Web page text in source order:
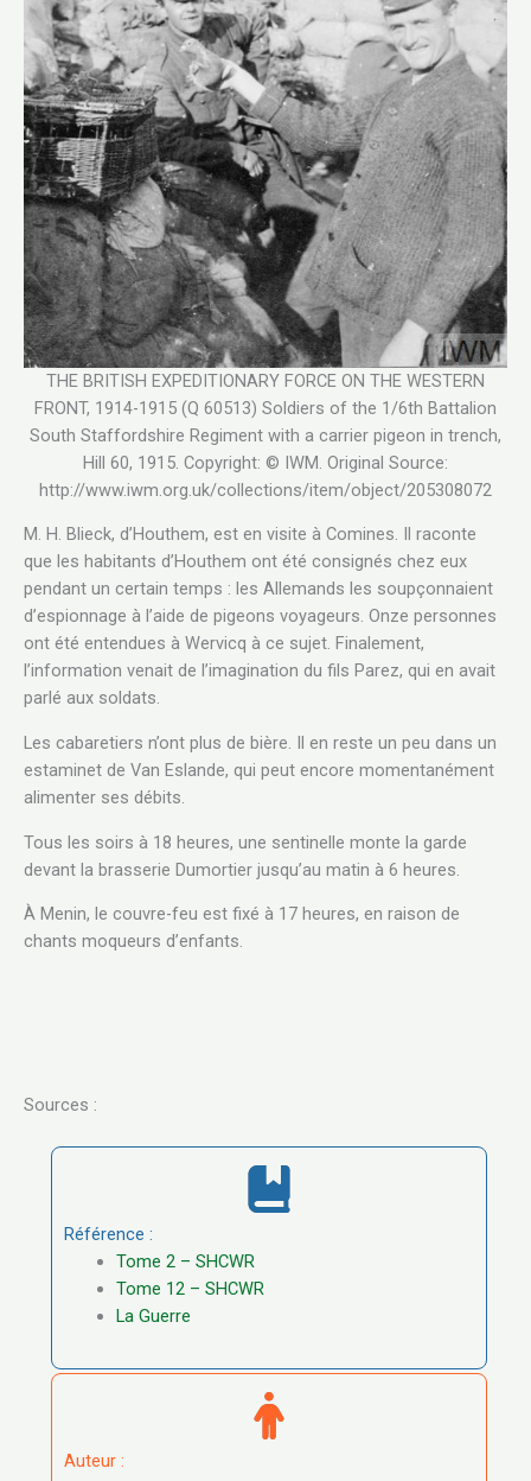
THE BRITISH EXPEDITIONARY FORCE ON THE WESTERN
FRONT, 1914-1915 (Q 60513) Soldiers of the 1/6th Battalion
South Staffordshire Regiment with a carrier pigeon in trench,
Hill 60, 1915. Copyright: © IWM. Original Source:
http://www.iwm.org.uk/collections/item/object/205308072
M. H. Blieck, d’Houthem, est en visite à Comines. Il raconte
que les habitants d’Houthem ont été consignés chez eux
pendant un certain temps : les Allemands les soupçonnaient
d’espionnage à l’aide de pigeons voyageurs. Onze personnes
ont été entendues à Wervicq à ce sujet. Finalement,
l’information venait de l’imagination du fils Parez, qui en avait
parlé aux soldats.
Les cabaretiers n’ont plus de bière. Il en reste un peu dans un
estaminet de Van Eslande, qui peut encore momentanément
alimenter ses débits.
Tous les soirs à 18 heures, une sentinelle monte la garde
devant la brasserie Dumortier jusqu’au matin à 6 heures.
À Menin, le couvre-feu est fixé à 17 heures, en raison de
chants moqueurs d’enfants.
Sources :
Référence :
Tome 2 – SHCWR
Tome 12 – SHCWR
La Guerre
Auteur :